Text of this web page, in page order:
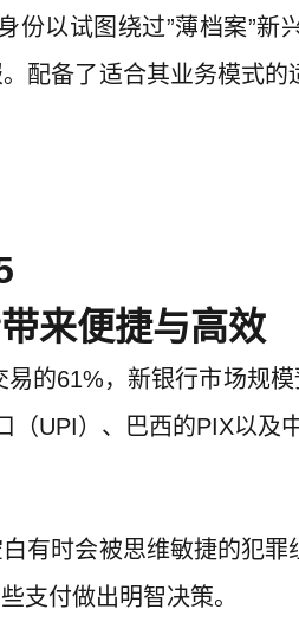
以试图绕过”薄档案”新
配备了适合其业务模式的
来便捷与高效
的61%，新银行市场规
UPI）、巴西的PIX以及
有时会被思维敏捷的犯罪
支付做出明智决策。